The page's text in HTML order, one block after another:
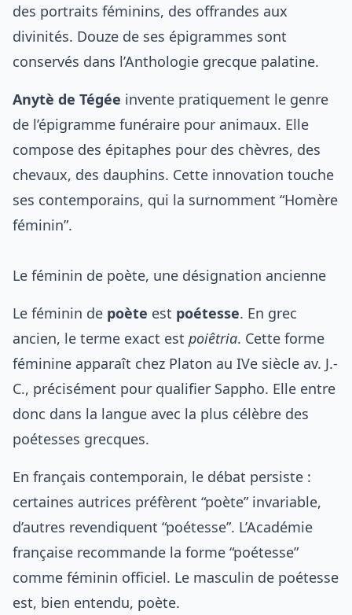
des portraits féminins, des offrandes aux
divinités. Douze de ses épigrammes sont
conservés dans l’Anthologie grecque palatine.
Anytè de Tégée invente pratiquement le genre
de l’épigramme funéraire pour animaux. Elle
compose des épitaphes pour des chèvres, des
chevaux, des dauphins. Cette innovation touche
ses contemporains, qui la surnomment “Homère
féminin”.
Le féminin de poète, une désignation ancienne
Le féminin de poète est poétesse. En grec
ancien, le terme exact est poiêtria. Cette forme
féminine apparaît chez Platon au IVe siècle av. J.-
C., précisément pour qualifier Sappho. Elle entre
donc dans la langue avec la plus célèbre des
poétesses grecques.
En français contemporain, le débat persiste :
certaines autrices préfèrent “poète” invariable,
d’autres revendiquent “poétesse”. L’Académie
française recommande la forme “poétesse”
comme féminin officiel. Le masculin de poétesse
est, bien entendu, poète.